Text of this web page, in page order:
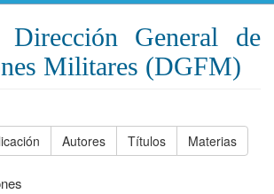
Dirección General de
Militares (DGFM)
Autores Títulos Materias